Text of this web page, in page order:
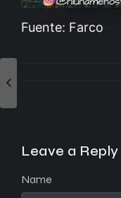
Fuente: Farco
Leave a Reply
Name